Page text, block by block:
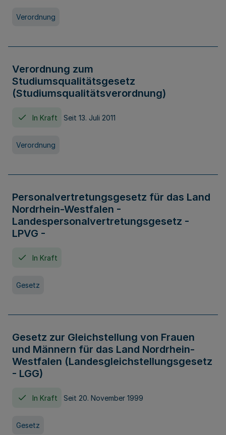
Verordnung
Verordnung zum
Studiumsqualitätsgesetz
(Studiumsqualitätsverordnung)
In Kraft Seit 13. Juli 2011
Verordnung
Personalvertretungsgesetz für das Land
Nordrhein-Westfalen -
Landespersonalvertretungsgesetz -
LPVG -
In Kraft
Gesetz
Gesetz zur Gleichstellung von Frauen
und Männern für das Land Nordrhein-
Westfalen (Landesgleichstellungsgesetz
- LGG)
In Kraft Seit 20. November 1999
Gesetz